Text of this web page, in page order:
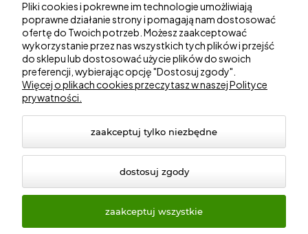
Zakupy
Informacje
Marki
© 2026 ogrod24.com. Wszelkie prawa zastrzeżone.
Pliki cookies i pokrewne im technologie umożliwiają
poprawne działanie strony i pomagają nam dostosować
ofertę do Twoich potrzeb. Możesz zaakceptować
wykorzystanie przez nas wszystkich tych plików i przejść
do sklepu lub dostosować użycie plików do swoich
preferencji, wybierając opcję "Dostosuj zgody".
Więcej o plikach cookies przeczytasz w naszej Polityce
prywatności.
zaakceptuj tylko niezbędne
dostosuj zgody
zaakceptuj wszystkie